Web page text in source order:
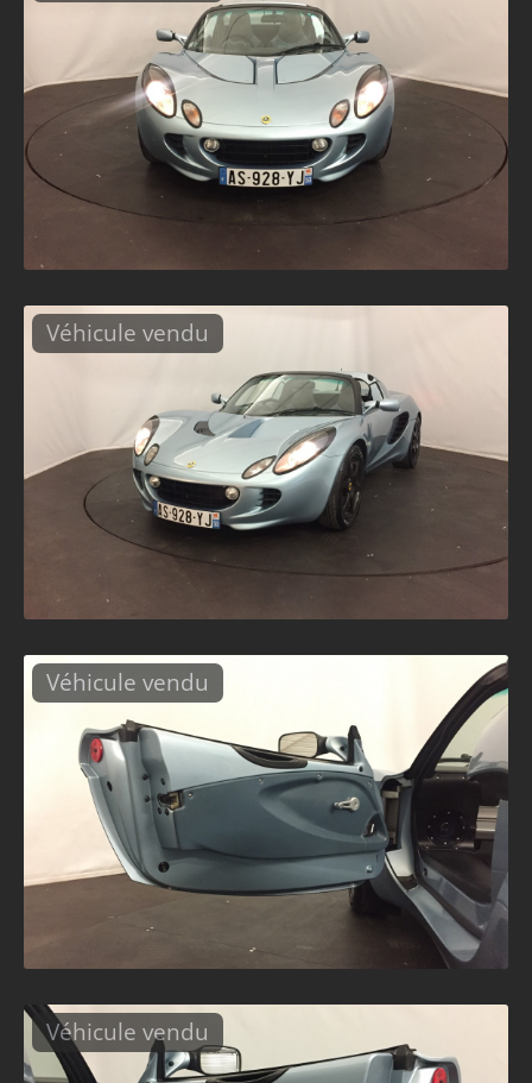
Véhicule vendu
Véhicule vendu
Véhicule vendu